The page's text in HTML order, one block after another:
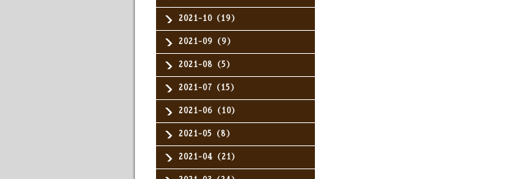
2021-10（19）
2021-09（9）
2021-08（5）
2021-07（15）
2021-06（10）
2021-05（8）
2021-04（21）